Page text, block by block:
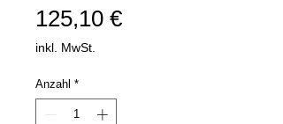
125,10 €Preis
inkl. MwSt.
Anzahl *